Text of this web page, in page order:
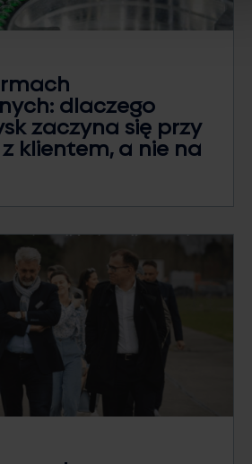
dlaczego
zaczyna się przy
klientem, a nie na